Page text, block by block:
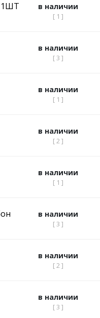
1ШТ в наличии
[ 1 ]
в наличии
[ 3 ]
в наличии
[ 1 ]
в наличии
[ 2 ]
в наличии
[ 1 ]
в наличии
[ 3 ]
в наличии
[ 2 ]
в наличии
[ 3 ]